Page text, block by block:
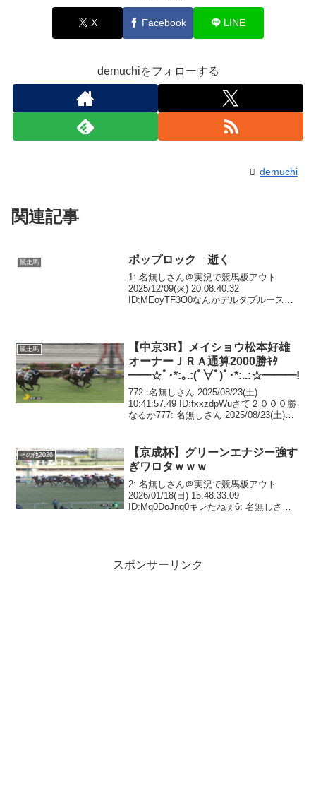
X Facebook LINE
demuchiをフォローする
demuchi
関連記事
競走馬 ポップロック 逝く
1: 名無しさん＠実況で競馬板アウト
2025/12/09(火) 20:08:40.32
ID:MEoyTF3O0なんかデルタブルースと
競走馬
【中京3R】メイショウ松本好雄
オーナーＪＲＡ通算2000勝ｷﾀ
━━☆ﾟ･*:｡.:(ﾟ∀ﾟ)ﾟ･*:..:☆━━━!!
772: 名無しさん 2025/08/23(土)
10:41:57.49 ID:fxxzdpWuさて２０００勝
なるか777: 名無しさん 2025/08/23(土)
その他2026
【京成杯】グリーンエナジー強す
ぎワロタｗｗｗ
2: 名無しさん＠実況で競馬板アウト
2026/01/18(日) 15:48:33.09
ID:Mq0DoJnq0キレたねぇ6: 名無しさん
スポンサーリンク